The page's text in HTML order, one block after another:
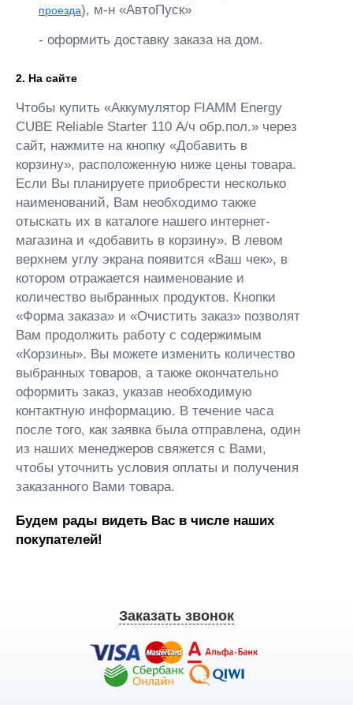
проезда), м-н «АвтоПуск»
- оформить доставку заказа на дом.
2. На сайте
Чтобы купить «Аккумулятор FIAMM Energy
CUBE Reliable Starter 110 А/ч обр.пол.» через
сайт, нажмите на кнопку «Добавить в
корзину», расположенную ниже цены товара.
Если Вы планируете приобрести несколько
наименований, Вам необходимо также
отыскать их в каталоге нашего интернет-
магазина и «добавить в корзину». В левом
верхнем углу экрана появится «Ваш чек», в
котором отражается наименование и
количество выбранных продуктов. Кнопки
«Форма заказа» и «Очистить заказ» позволят
Вам продолжить работу с содержимым
«Корзины». Вы можете изменить количество
выбранных товаров, а также окончательно
оформить заказ, указав необходимую
контактную информацию. В течение часа
после того, как заявка была отправлена, один
из наших менеджеров свяжется с Вами,
чтобы уточнить условия оплаты и получения
заказанного Вами товара.
Будем рады видеть Вас в числе наших
покупателей!
Заказать звонок